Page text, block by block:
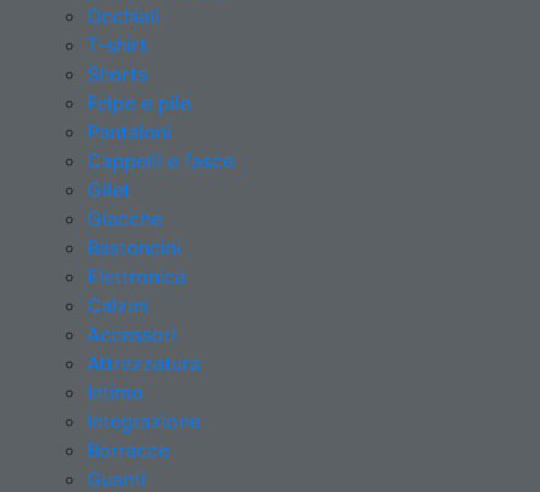
Occhiali
T-shirt
Shorts
Felpe e pile
Pantaloni
Cappelli e fasce
Gilet
Giacche
Bastoncini
Elettronica
Calzini
Accessori
Attrezzatura
Intimo
Integrazione
Borracce
Guanti